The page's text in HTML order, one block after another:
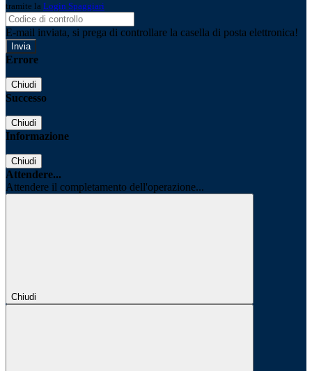
tramite la Login Spaggiari
E-mail inviata, si prega di controllare la casella di posta elettronica!
Errore
Chiudi
Successo
Chiudi
Informazione
Chiudi
Attendere...
Attendere il completamento dell'operazione...
Chiudi